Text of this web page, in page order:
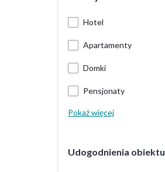
Hotel
Apartamenty
Domki
Pensjonaty
Pokaż więcej
Udogodnienia obiektu